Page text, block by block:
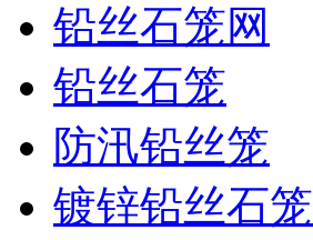
铅丝石笼网
铅丝石笼
防汛铅丝笼
镀锌铅丝石笼